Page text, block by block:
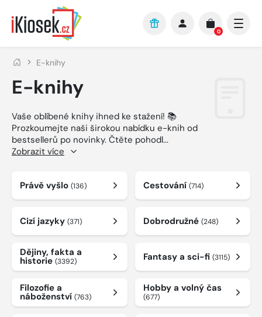
Přejít na hlavní obsah
0
E-knihy
E-knihy
Vaše oblíbené knihy ihned ke stažení! 📚
Prozkoumejte naši širokou nabídku e-knih od
bestsellerů po novinky. Čtěte pohodl...
Zobrazit více
Právě vyšlo (136) Cestování (714)
Cizí jazyky (371) Dobrodružné (248)
Dějiny, fakta a
historie (3392) Fantasy a sci-fi (3115)
Filozofie a
náboženství (763)
Hobby a volný čas
(677)